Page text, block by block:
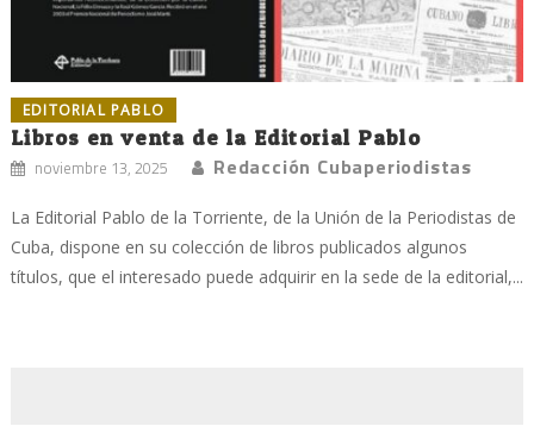
EDITORIAL PABLO
Libros en venta de la Editorial Pablo
noviembre 13, 2025 Redacción Cubaperiodistas
La Editorial Pablo de la Torriente, de la Unión de la Periodistas de
Cuba, dispone en su colección de libros publicados algunos
títulos, que el interesado puede adquirir en la sede de la editorial,...